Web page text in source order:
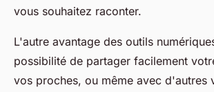
vous souhaitez raconter.
L'autre avantage des outils
possibilité de partager facilement
vos proches, ou même avec d'autres